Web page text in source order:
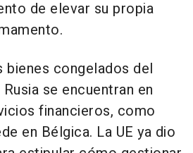
de elevar su propia
bienes congelados del
se encuentran en
financieros, como
en Bélgica. La UE ya dio